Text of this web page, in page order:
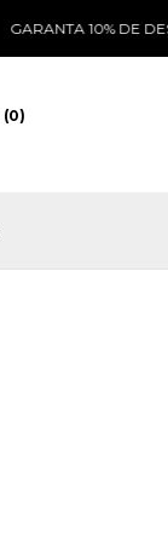
GARANTA 10% DE
(0)